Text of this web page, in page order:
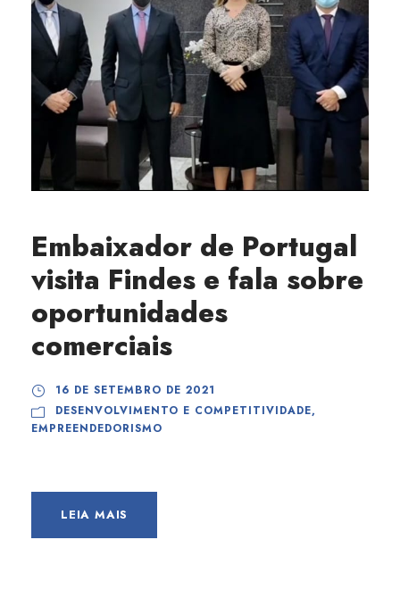
Embaixador de Portugal
visita Findes e fala sobre
oportunidades
comerciais
16 DE SETEMBRO DE 2021
DESENVOLVIMENTO E COMPETITIVIDADE,
EMPREENDEDORISMO
LEIA MAIS